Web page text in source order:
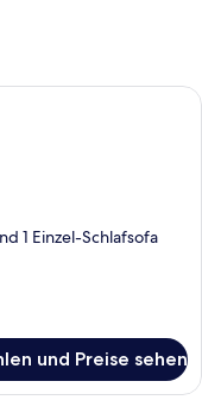
mit zwei Betten, einer
1 Einzel-Schlafsofa
und Preise sehen